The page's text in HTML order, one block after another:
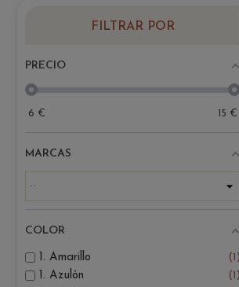
FILTRAR POR
PRECIO
6 € 15 €
MARCAS
COLOR
1. Amarillo
1
1. Azulón
1